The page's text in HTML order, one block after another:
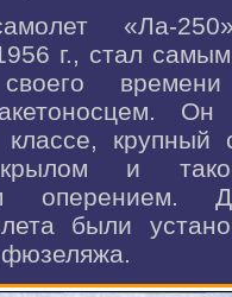
«Ла-
г., стал
времени
ракетоносцем.
крупный
крылом и
оперением.
были
фюзеляжа.